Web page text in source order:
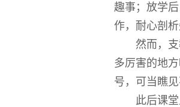
趣事；放学
作，耐心剖
然而，
多厉害的地
号，可当瞧
此后课